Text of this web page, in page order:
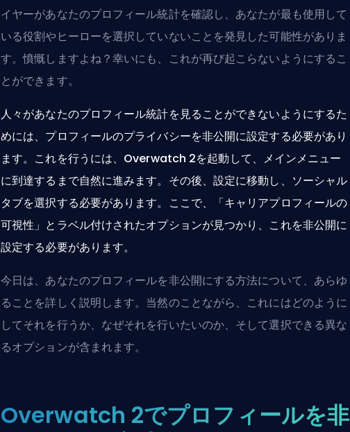
イヤーがあなたのプロフィール統計を確認し、あなたが最も使用して
いる役割やヒーローを選択していないことを発見した可能性がありま
す。憤慨しますよね？幸いにも、これが再び起こらないようにするこ
とができます。
人々があなたのプロフィール統計を見ることができないようにするた
めには、プロフィールのプライバシーを非公開に設定する必要があり
ます。これを行うには、Overwatch 2を起動して、メインメニュー
に到達するまで自然に進みます。その後、設定に移動し、ソーシャル
タブを選択する必要があります。ここで、「キャリアプロフィールの
可視性」とラベル付けされたオプションが見つかり、これを非公開に
設定する必要があります。
今日は、あなたのプロフィールを非公開にする方法について、あらゆ
ることを詳しく説明します。当然のことながら、これにはどのように
してそれを行うか、なぜそれを行いたいのか、そして選択できる異な
るオプションが含まれます。
Overwatch 2でプロフィールを非